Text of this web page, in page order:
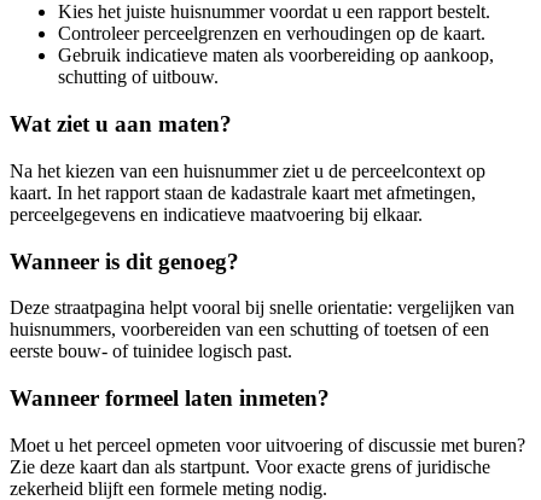
Kies het juiste huisnummer voordat u een rapport bestelt.
Controleer perceelgrenzen en verhoudingen op de kaart.
Gebruik indicatieve maten als voorbereiding op aankoop,
schutting of uitbouw.
Wat ziet u aan maten?
Na het kiezen van een huisnummer ziet u de perceelcontext op
kaart. In het rapport staan de kadastrale kaart met afmetingen,
perceelgegevens en indicatieve maatvoering bij elkaar.
Wanneer is dit genoeg?
Deze straatpagina helpt vooral bij snelle orientatie: vergelijken van
huisnummers, voorbereiden van een schutting of toetsen of een
eerste bouw- of tuinidee logisch past.
Wanneer formeel laten inmeten?
Moet u het perceel opmeten voor uitvoering of discussie met buren?
Zie deze kaart dan als startpunt. Voor exacte grens of juridische
zekerheid blijft een formele meting nodig.